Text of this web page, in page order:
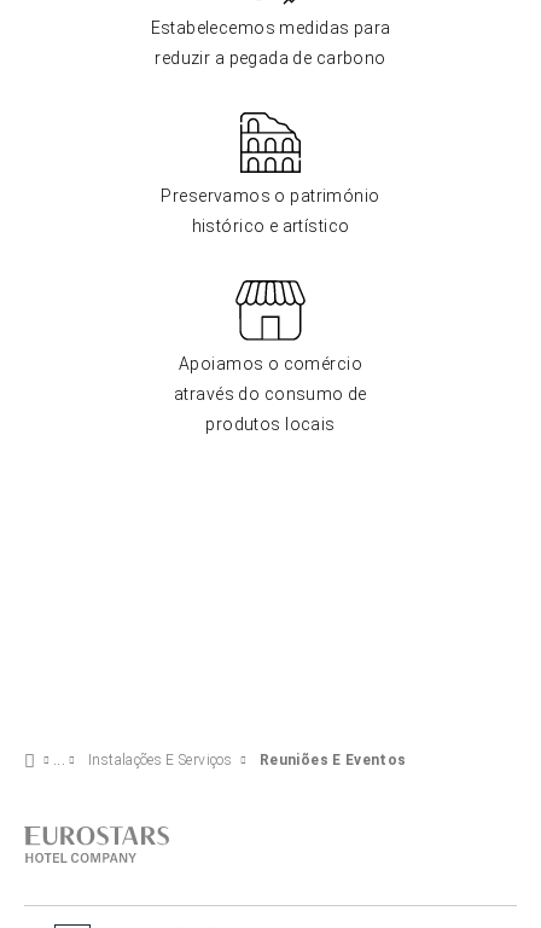
Estabelecemos medidas para
reduzir a pegada de carbono
Preservamos o património
histórico e artístico
Apoiamos o comércio
através do consumo de
produtos locais
Instalações E Serviços Reuniões E Eventos